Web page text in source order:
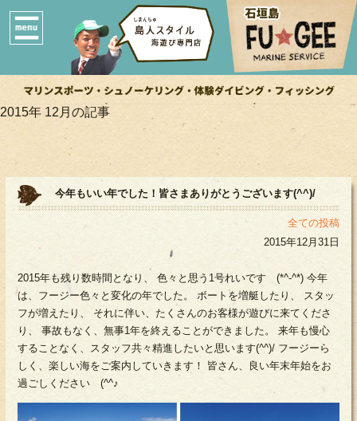
2015年 12月の記事
今年もいい年でした！皆さまありがとうございます(^^)/
全ての投稿
2015年12月31日
2015年も残り数時間となり、 色々と思う1号れいです (*^-^*) 今年
は、フージー色々と変化の年でした。 ボートを増艇したり、 スタッ
フが増えたり、 それに伴い、たくさんのお客様が遊びに来てくださ
り、 事故もなく、無事1年を終えることができました。 来年も慢心
することなく、スタッフ共々精進したいと思います(^^)/ フージーら
しく、楽しい海をご案内していきます！ 皆さん、良い年末年始をお
過ごしください (^^♪